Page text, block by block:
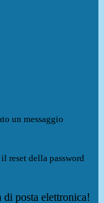
un messaggio
reset della password
posta elettronica!